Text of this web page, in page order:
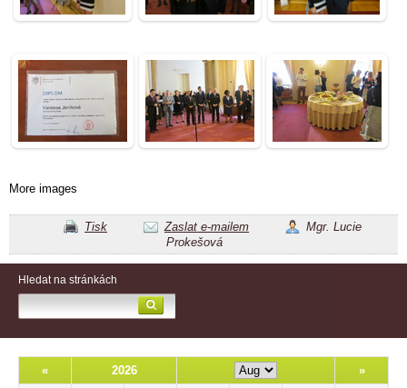
More images
Tisk Zaslat e-mailem
Mgr. Lucie
Prokešová
Hledat na stránkách
« 2026 »